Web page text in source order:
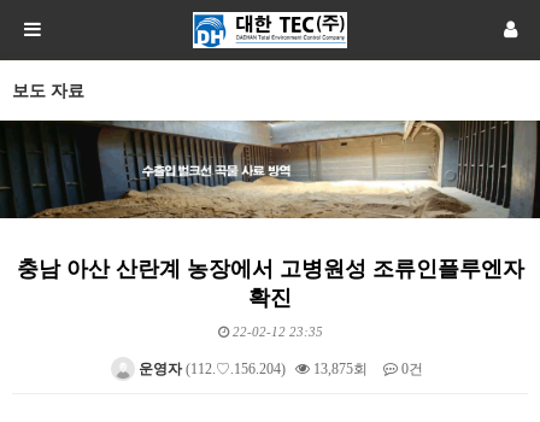
보도 자료
충남 아산 산란계 농장에서 고병원성 조류인플루엔자
확진
22-02-12 23:35
운영자(112.♡.156.204) 13,875회 0건